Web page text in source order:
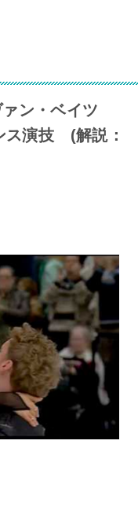
ァン・ベイツ
ス演技 (解説：